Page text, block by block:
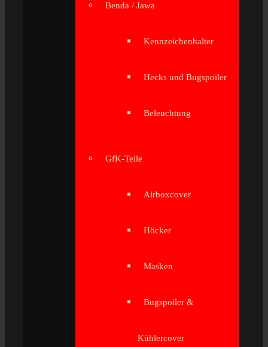
Benda / Jawa
Kennzeichenhalter
Hecks und Bugspoiler
Beleuchtung
GfK-Teile
Airboxcover
Höcker
Masken
Bugspoiler &
Kühlercover